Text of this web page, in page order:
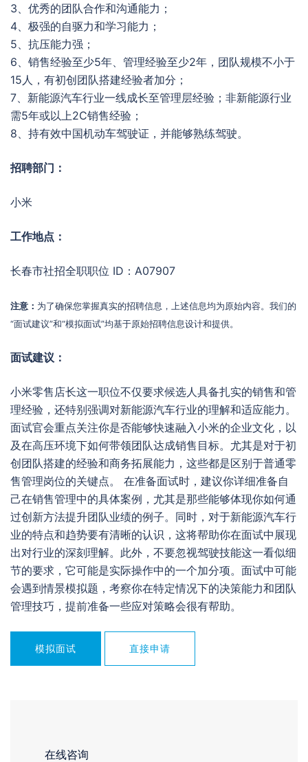
3、优秀的团队合作和沟通能力；
4、极强的自驱力和学习能力；
5、抗压能力强；
6、销售经验至少5年、管理经验至少2年，团队规模不小于
15人，有初创团队搭建经验者加分；
7、新能源汽车行业一线成长至管理层经验；非新能源行业
需5年或以上2C销售经验；
8、持有效中国机动车驾驶证，并能够熟练驾驶。
招聘部门：
小米
工作地点：
长春市社招全职职位 ID：A07907
注意： 为了确保您掌握真实的招聘信息，上述信息均为原始内容。我们的
“面试建议”和“模拟面试”均基于原始招聘信息设计和提供。
面试建议：
小米零售店长这一职位不仅要求候选人具备扎实的销售和管
理经验，还特别强调对新能源汽车行业的理解和适应能力。
面试官会重点关注你是否能够快速融入小米的企业文化，以
及在高压环境下如何带领团队达成销售目标。尤其是对于初
创团队搭建的经验和商务拓展能力，这些都是区别于普通零
售管理岗位的关键点。 在准备面试时，建议你详细准备自
己在销售管理中的具体案例，尤其是那些能够体现你如何通
过创新方法提升团队业绩的例子。同时，对于新能源汽车行
业的特点和趋势要有清晰的认识，这将帮助你在面试中展现
出对行业的深刻理解。此外，不要忽视驾驶技能这一看似细
节的要求，它可能是实际操作中的一个加分项。面试中可能
会遇到情景模拟题，考察你在特定情况下的决策能力和团队
管理技巧，提前准备一些应对策略会很有帮助。
模拟面试 直接申请
在线咨询